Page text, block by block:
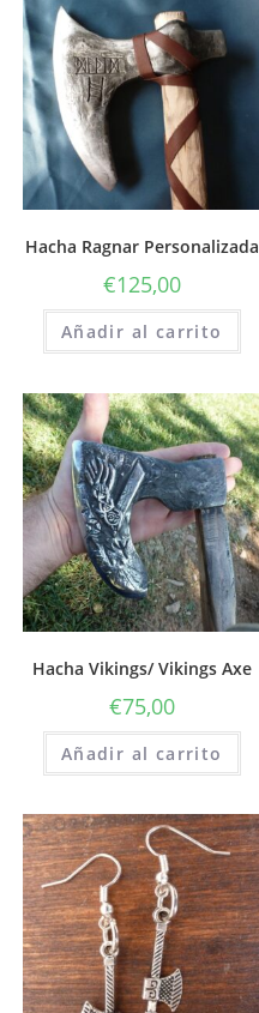
Hacha Ragnar Personalizada
€125,00
Añadir al carrito
Hacha Vikings/ Vikings Axe
€75,00
Añadir al carrito